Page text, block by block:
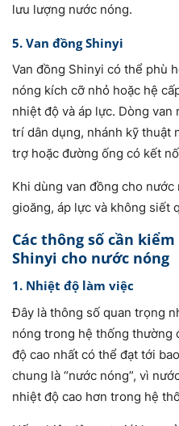
lưu lượng nước nóng.
5. Van đồng Shinyi
Van đồng Shinyi có thể phù
nóng kích cỡ nhỏ hoặc hệ
nhiệt độ và áp lực. Dòng
trí dân dụng, nhánh kỹ thuật
trợ hoặc đường ống có kết
Khi dùng van đồng cho
gioăng, áp lực và không siết
Các thông số cần
Shinyi cho nước nóng
1. Nhiệt độ làm việc
Đây là thông số quan trọng
nóng trong hệ thống thường
độ cao nhất có thể đạt tới
chung là “nước nóng”, vì
nhiệt độ cao hơn trong hệ